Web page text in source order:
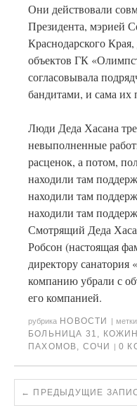
Они действовали
Президента, мэрией
Краснодарского
объектов ГК
согласовывала
бандитами, и сама их
Люди Деда Хасана
невыполненные
расценок, а потом,
находили там
находили там
находили там
Смотрящий Деда
Робсон (настоящая
директору
компанию убрали с
его компанией.
рубрика НОВОСТИ | метки
БОЛЬНИЦА 31 , КОЖИН
ПАХОМОВ, СОЧИ | 0
← ПРЕДЫДУЩИЕ